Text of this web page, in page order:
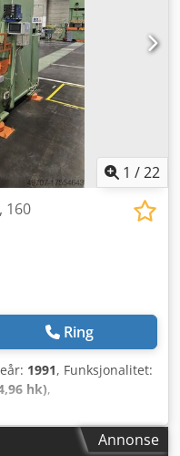
1 /22
160
Ring
1991, Funksjonalitet:
hk),
160 t,
, installasjonshøyde: 1 900
Annonse